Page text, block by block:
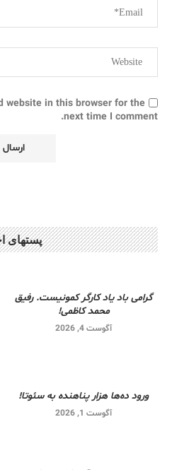
website in this browser for the
next time I comment.
پستهای
گرامی باد یاد کارگر کمونیست. رفیق
محمد کاظمی!
آگوست 4, 2026
ورود ده‌ها هزار پناهنده به سئوتا!
آگوست 1, 2026